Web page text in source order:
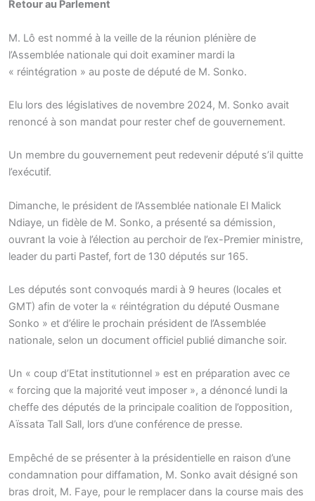
Retour au Parlement
M. Lô est nommé à la veille de la réunion plénière de
l’Assemblée nationale qui doit examiner mardi la
« réintégration » au poste de député de M. Sonko.
Elu lors des législatives de novembre 2024, M. Sonko avait
renoncé à son mandat pour rester chef de gouvernement.
Un membre du gouvernement peut redevenir député s’il quitte
l’exécutif.
Dimanche, le président de l’Assemblée nationale El Malick
Ndiaye, un fidèle de M. Sonko, a présenté sa démission,
ouvrant la voie à l’élection au perchoir de l’ex-Premier ministre,
leader du parti Pastef, fort de 130 députés sur 165.
Les députés sont convoqués mardi à 9 heures (locales et
GMT) afin de voter la « réintégration du député Ousmane
Sonko » et d’élire le prochain président de l’Assemblée
nationale, selon un document officiel publié dimanche soir.
Un « coup d’Etat institutionnel » est en préparation avec ce
« forcing que la majorité veut imposer », a dénoncé lundi la
cheffe des députés de la principale coalition de l’opposition,
Aïssata Tall Sall, lors d’une conférence de presse.
Empêché de se présenter à la présidentielle en raison d’une
condamnation pour diffamation, M. Sonko avait désigné son
bras droit, M. Faye, pour le remplacer dans la course mais des